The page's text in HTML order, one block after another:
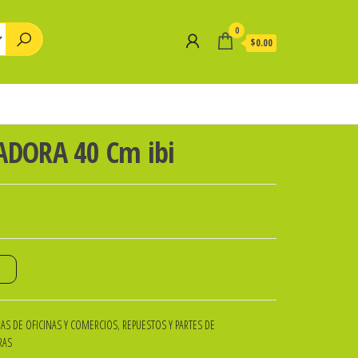
0
$0.00
40 Cm ibi
DE OFICINAS Y COMERCIOS, REPUESTOS Y PARTES DE